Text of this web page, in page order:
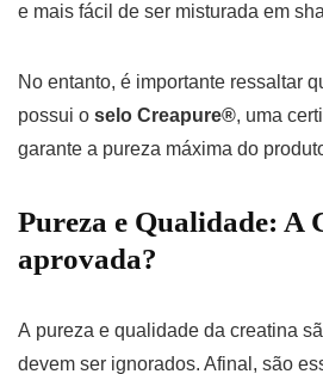
e mais fácil de ser misturada em
No entanto, é importante ressaltar
possui o selo Creapure®, uma
garante a pureza máxima do
Pureza e Qualidade: A
aprovada?
A pureza e qualidade da creatina
devem ser ignorados. Afinal, são